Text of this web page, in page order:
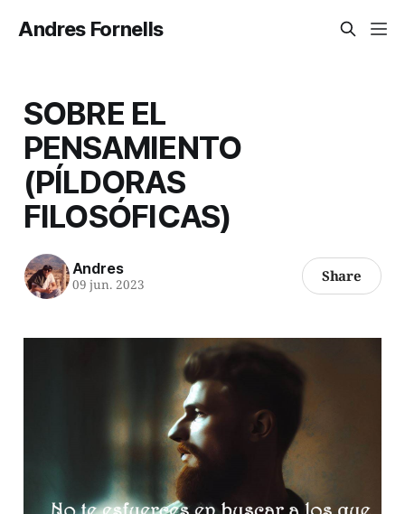
Andres Fornells
SOBRE EL
PENSAMIENTO
(PÍLDORAS
FILOSÓFICAS)
Andres
09 jun. 2023 Share